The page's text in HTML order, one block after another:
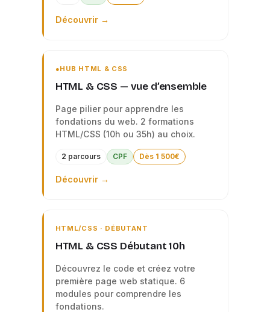
Découvrir →
HUB HTML & CSS
HTML & CSS — vue d’ensemble
Page pilier pour apprendre les
fondations du web. 2 formations
HTML/CSS (10h ou 35h) au choix.
2 parcours CPF Dès 1 500€
Découvrir →
HTML/CSS · DÉBUTANT
HTML & CSS Débutant 10h
Découvrez le code et créez votre
première page web statique. 6
modules pour comprendre les
fondations.